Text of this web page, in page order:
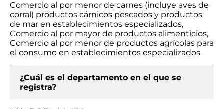
Comercio al por menor de carnes (incluye aves de
corral) productos cárnicos pescados y productos
de mar en establecimientos especializados,
Comercio al por mayor de productos alimenticios,
Comercio al por menor de productos agrícolas para
el consumo en establecimientos especializados
¿Cuál es el departamento en el que se
registra?